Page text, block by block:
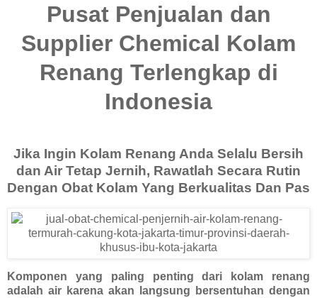
Pusat Penjualan dan
Supplier Chemical Kolam
Renang Terlengkap di
Indonesia
Jika Ingin Kolam Renang Anda Selalu Bersih
dan Air Tetap Jernih, Rawatlah Secara Rutin
Dengan Obat Kolam Yang Berkualitas Dan Pas
Komponen yang paling penting dari kolam renang
adalah air karena akan langsung bersentuhan dengan